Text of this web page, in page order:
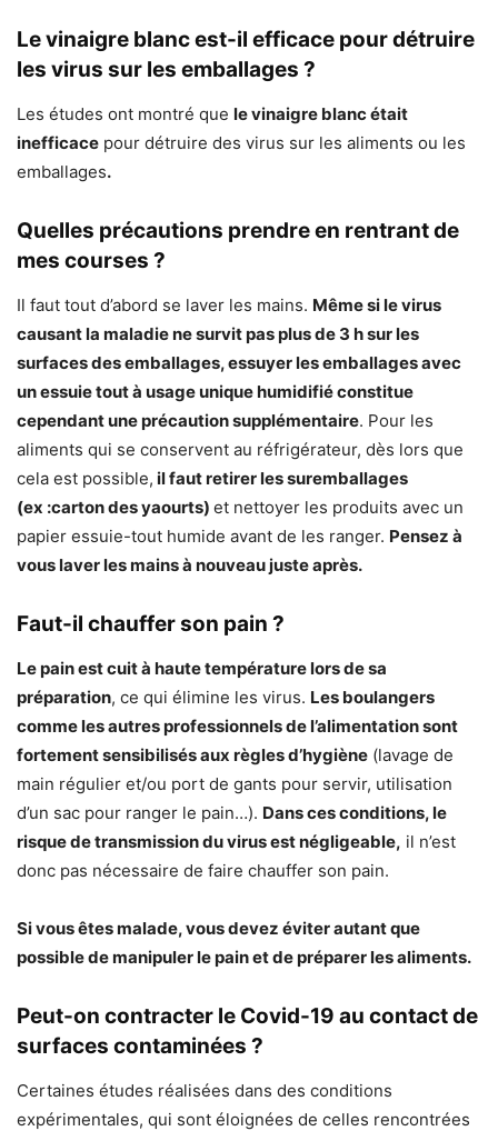
Le vinaigre blanc est-il efficace pour détruire
les virus sur les emballages ?
Les études ont montré que le vinaigre blanc était
inefficace pour détruire des virus sur les aliments ou les
emballages.
Quelles précautions prendre en rentrant de
mes courses ?
Il faut tout d’abord se laver les mains. Même si le virus
causant la maladie ne survit pas plus de 3 h sur les
surfaces des emballages, essuyer les emballages avec
un essuie tout à usage unique humidifié constitue
cependant une précaution supplémentaire. Pour les
aliments qui se conservent au réfrigérateur, dès lors que
cela est possible, il faut retirer les suremballages
(ex :carton des yaourts) et nettoyer les produits avec un
papier essuie-tout humide avant de les ranger. Pensez à
vous laver les mains à nouveau juste après.
Faut-il chauffer son pain ?
Le pain est cuit à haute température lors de sa
préparation, ce qui élimine les virus. Les boulangers
comme les autres professionnels de l’alimentation sont
fortement sensibilisés aux règles d’hygiène (lavage de
main régulier et/ou port de gants pour servir, utilisation
d’un sac pour ranger le pain…). Dans ces conditions, le
risque de transmission du virus est négligeable, il n’est
donc pas nécessaire de faire chauffer son pain.
Si vous êtes malade, vous devez éviter autant que
possible de manipuler le pain et de préparer les aliments.
Peut-on contracter le Covid-19 au contact de
surfaces contaminées ?
Certaines études réalisées dans des conditions
expérimentales, qui sont éloignées de celles rencontrées